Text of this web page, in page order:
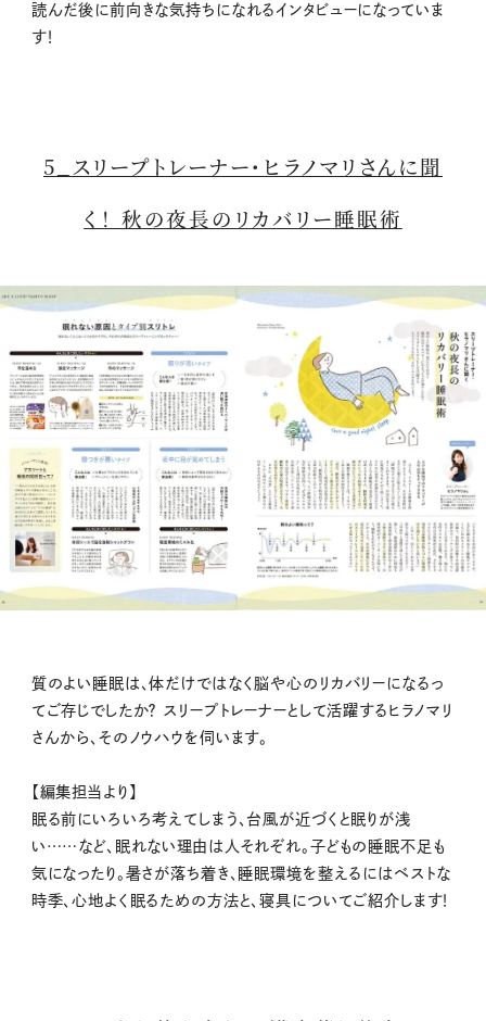
読んだ後に前向きな気持ちになれるインタビューになっていま
す！
5_スリープトレーナー・ヒラノマリさんに聞
く！ 秋の夜長のリカバリー睡眠術
質のよい睡眠は、体だけではなく脳や心のリカバリーになるっ
てご存じでしたか？ スリープトレーナーとして活躍するヒラノマリ
さんから、そのノウハウを伺います。
【編集担当より】
眠る前にいろいろ考えてしまう、台風が近づくと眠りが浅
い……など、眠れない理由は人それぞれ。子どもの睡眠不足も
気になったり。暑さが落ち着き、睡眠環境を整えるにはベストな
時季、心地よく眠るための方法と、寝具についてご紹介します！